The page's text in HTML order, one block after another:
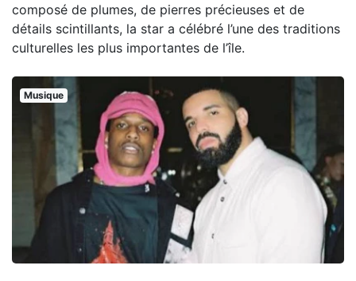
composé de plumes, de pierres précieuses et de
détails scintillants, la star a célébré l’une des traditions
culturelles les plus importantes de l’île.
Musique